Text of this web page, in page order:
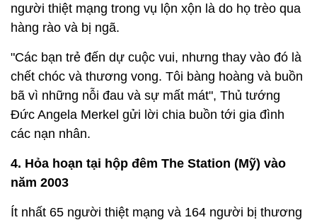
người thiệt mạng trong vụ lộn xộn là do họ trèo qua
hàng rào và bị ngã.
"Các bạn trẻ đến dự cuộc vui, nhưng thay vào đó là
chết chóc và thương vong. Tôi bàng hoàng và buồn
bã vì những nỗi đau và sự mất mát", Thủ tướng
Đức Angela Merkel gửi lời chia buồn tới gia đình
các nạn nhân.
4. Hỏa hoạn tại hộp đêm The Station (Mỹ) vào
năm 2003
Ít nhất 65 người thiệt mạng và 164 người bị thương